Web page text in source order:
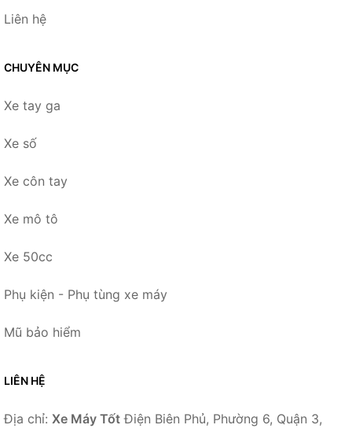
Liên hệ
CHUYÊN MỤC
Xe tay ga
Xe số
Xe côn tay
Xe mô tô
Xe 50cc
Phụ kiện - Phụ tùng xe máy
Mũ bảo hiểm
LIÊN HỆ
Địa chỉ: Xe Máy Tốt Điện Biên Phủ, Phường 6, Quận 3,